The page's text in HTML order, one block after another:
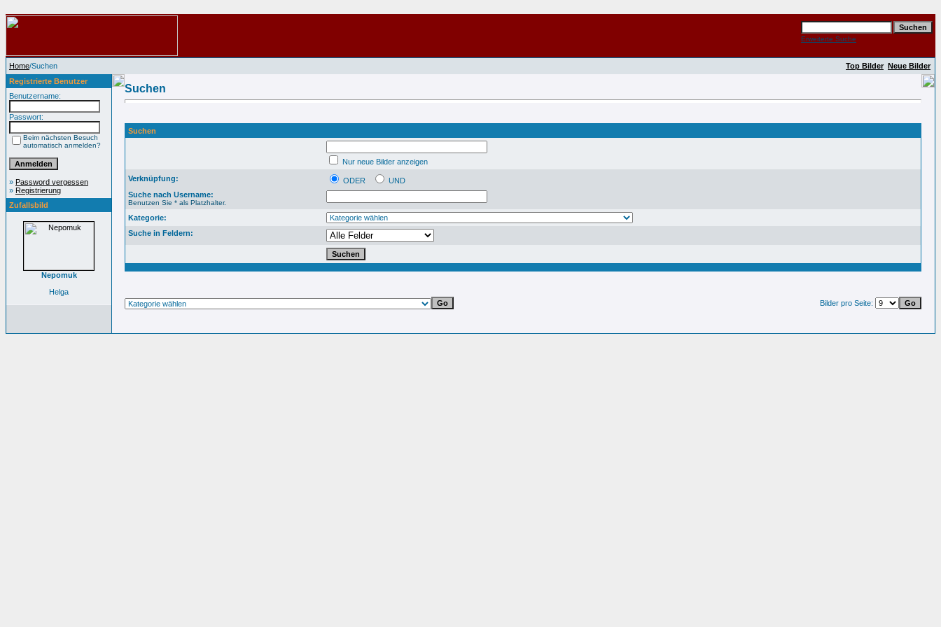
Erweiterte Suche
Home/Suchen Top Bilder Neue Bilder
Registrierte Benutzer
Benutzername:
Passwort:
Beim nächsten Besuch
automatisch anmelden?
» Password vergessen
» Registrierung
Zufallsbild
Nepomuk
Helga
Suchen
Suchen
Nur neue Bilder anzeigen
Verknüpfung:
ODER
UND
Suche nach Username:
Benutzen Sie * als Platzhalter.
Kategorie:
Suche in Feldern:
Bilder pro Seite: